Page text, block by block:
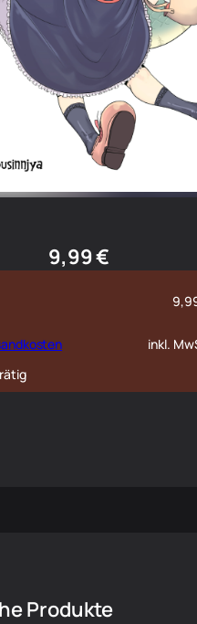
9,99€
inkl.
Produkte